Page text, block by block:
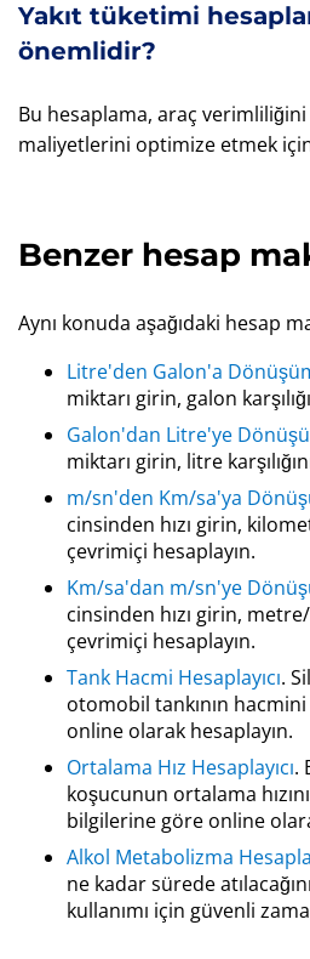
Yakıt tüketimi
önemlidir?
Bu hesaplama, araç verimliliğini
maliyetlerini optimize etmek
Benzer hesap
Aynı konuda aşağıdaki hesap
Litre'den Galon'a
miktarı girin, galon
Galon'dan Litre'ye
miktarı girin, litre
m/sn'den Km/sa'ya
cinsinden hızı girin,
çevrimiçi hesaplayın.
Km/sa'dan m/sn'ye
cinsinden hızı girin, metre/
çevrimiçi hesaplayın.
Tank Hacmi Hesaplayıcı.
otomobil tankının
online olarak hesaplayın.
Ortalama Hız Hesaplayıcı.
koşucunun ortalama
bilgilerine göre online
Alkol Metabolizma
ne kadar sürede
kullanımı için güvenli